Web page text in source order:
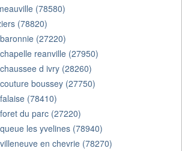
(78580)
(78820)
(27220)
reanville (27950)
d ivry (28260)
boussey (27750)
(78410)
du parc (27220)
les yvelines (78940)
en chevrie (78270)